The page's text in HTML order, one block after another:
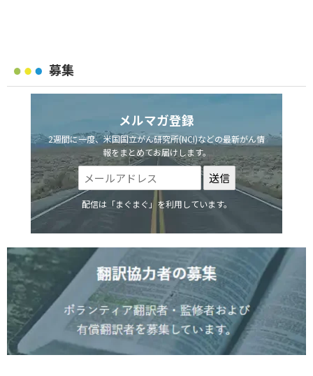
募集
メルマガ登録
2週間に一度、米国国立がん研究所(NCI)などの最新がん情
報をまとめてお届けします。
配信は「まぐまぐ」を利用しています。